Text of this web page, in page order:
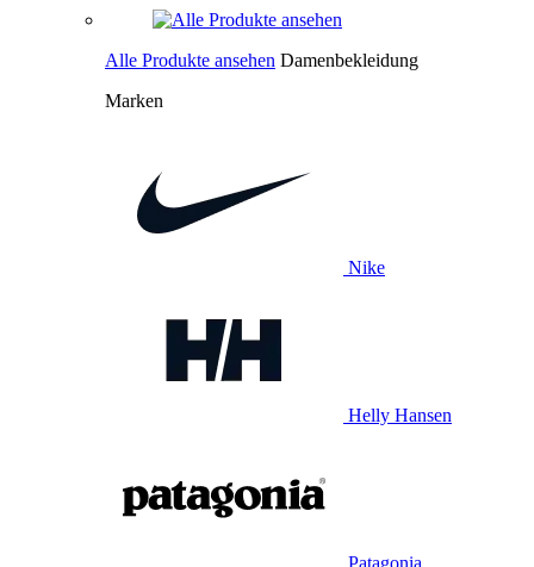
Alle Produkte ansehen Damenbekleidung
Marken
Nike
Helly Hansen
Patagonia